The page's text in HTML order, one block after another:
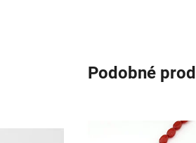
Podobné